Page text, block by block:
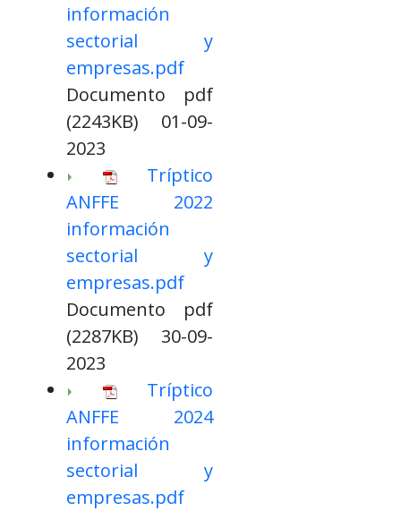
información
sectorial y
empresas.pdf
Documento pdf
(2243KB) 01-09-
2023
Tríptico
ANFFE 2022
información
sectorial y
empresas.pdf
Documento pdf
(2287KB) 30-09-
2023
Tríptico
ANFFE 2024
información
sectorial y
empresas.pdf